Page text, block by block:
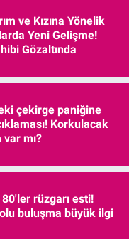
ve Kızına Yönelik
Yeni Gelişme!
Gözaltında
çekirge paniğine
Korkulacak
mı?
rüzgarı esti!
buluşma büyük ilgi